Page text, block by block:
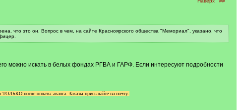
что это он. Вопрос в чем, на сайте Красноярского общества "Мемориал", указано, что
можно искать в белых фондах РГВА и ГАРФ. Если интересуют подробности
после оплаты аванса. Заказы присылайте на почту: